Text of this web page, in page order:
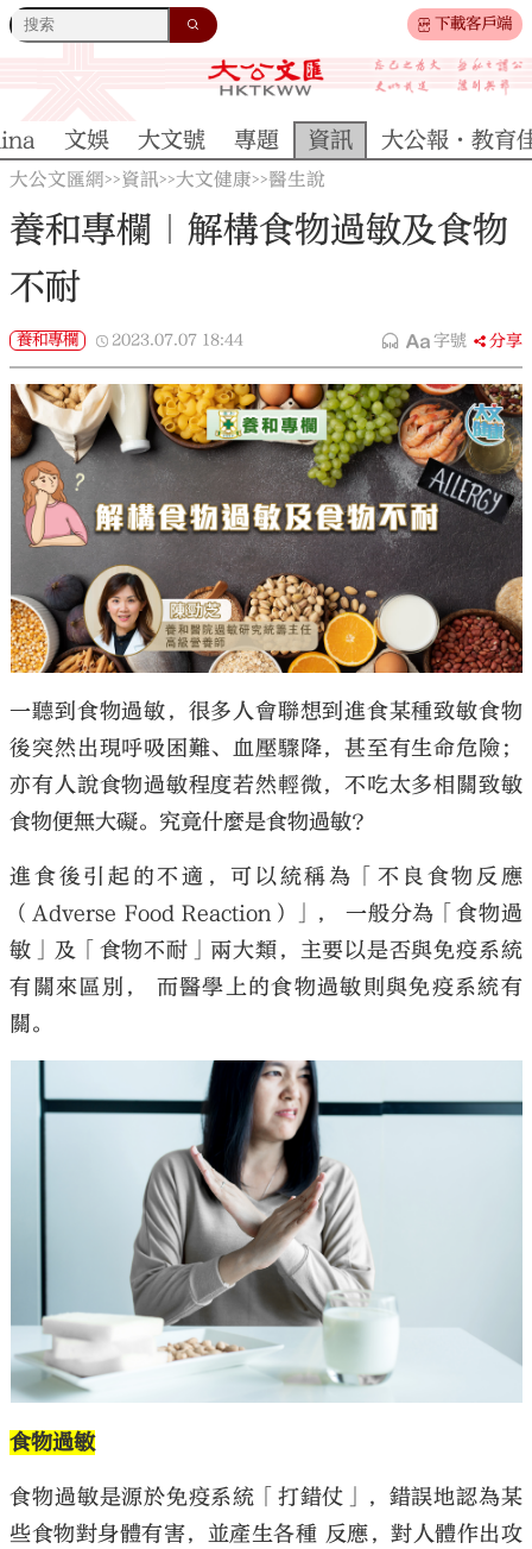
下載客戶端
文娛 大文號 專題 資訊 大公報·教育
大公文匯網>>資訊>>大文健康>>醫生說
養和專欄｜解構食物過敏及食物
不耐
養和專欄 2023.07.07 18:44 字號 分享
一聽到食物過敏，很多人會聯想到進食某種致敏食物
後突然出現呼吸困難、血壓驟降，甚至有生命危險；
亦有人說食物過敏程度若然輕微，不吃太多相關致敏
食物便無大礙。究竟什麼是食物過敏？
進食後引起的不適，可以統稱為「不良食物反應
（Adverse Food Reaction）」， 一般分為「食物過
敏」及「食物不耐」兩大類，主要以是否與免疫系統
有關來區別， 而醫學上的食物過敏則與免疫系統有
關。
食物過敏
食物過敏是源於免疫系統「打錯仗」，錯誤地認為某
些食物對身體有害，並產生各種 反應，對人體作出攻